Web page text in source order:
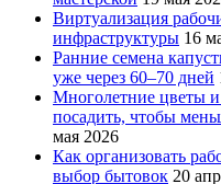
Виртуализация
инфраструктуры 16
Ранние семена
уже через 60–70 дней
Многолетние цветы и
посадить, чтобы
мая 2026
Как организовать
выбор бытовок 20